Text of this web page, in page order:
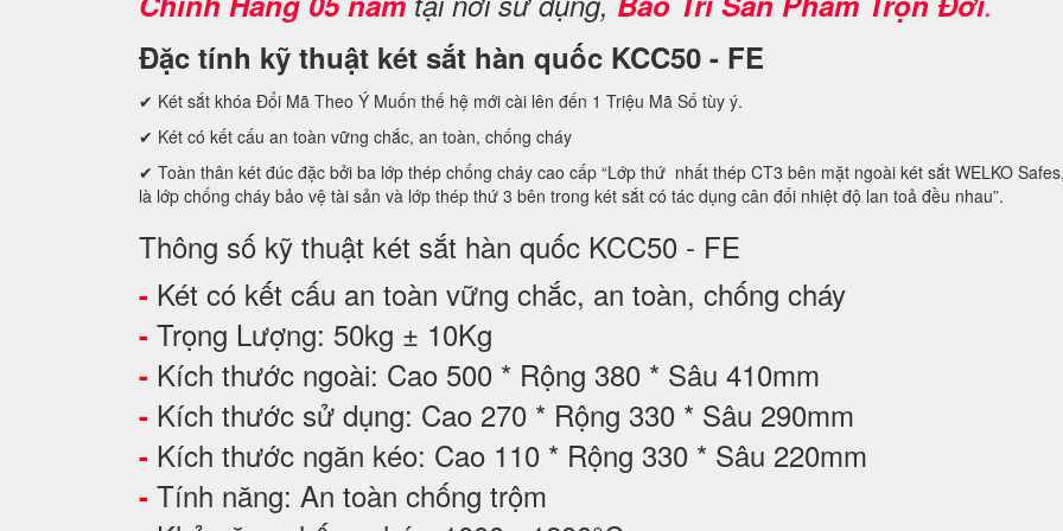
Đặc tính kỹ thuật két sắt hàn quốc KCC50 - FE
✔ Két sắt khóa Đổi Mã Theo Ý Muốn thế hệ mới cài lên đến 1 Triệu Mã Số tùy ý.
✔ Két có kết cấu an toàn vững chắc, an toàn, chống cháy
✔ Toàn thân két đúc đặc bởi ba lớp thép chống cháy cao cấp “Lớp thứ nhất thép CT3 bên mặt ngoài két sắt WELKO
là lớp chống cháy bảo vệ tài sản và lớp thép thứ 3 bên trong két sắt có tác dụng cân đối nhiệt độ lan toả đều nhau”.
Thông số kỹ thuật két sắt hàn quốc KCC50 - FE
- Két có kết cấu an toàn vững chắc, an toàn, chống cháy
- Trọng Lượng: 50kg ± 10Kg
- Kích thước ngoài: Cao 500 * Rộng 380 * Sâu 410mm
- Kích thước sử dụng: Cao 270 * Rộng 330 * Sâu 290mm
- Kích thước ngăn kéo: Cao 110 * Rộng 330 * Sâu 220mm
- Tính năng: An toàn chống trộm